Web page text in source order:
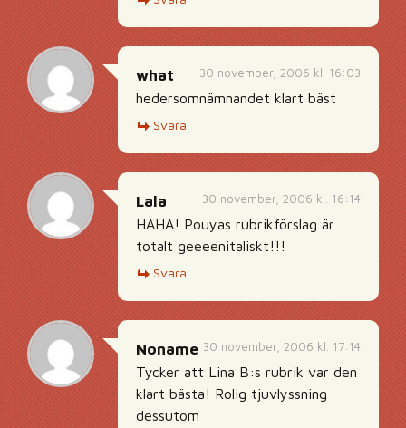
30 november, 2006 kl. 16:03
what
hedersomnämnandet klart bäst
Svara
30 november, 2006 kl. 16:14
Lala
HAHA! Pouyas rubrikförslag är
totalt geeeenitaliskt!!!
Svara
30 november, 2006 kl. 17:14
Noname
Tycker att Lina B:s rubrik var den
klart bästa! Rolig tjuvlyssning
dessutom